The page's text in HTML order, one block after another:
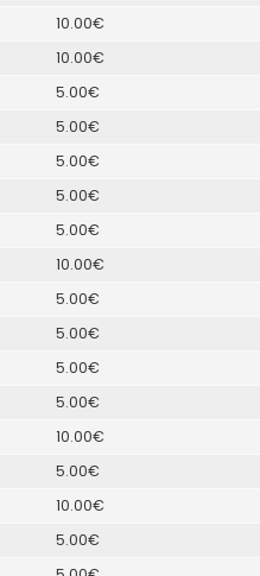
10.00€
10.00€
5.00€
5.00€
5.00€
5.00€
5.00€
10.00€
5.00€
5.00€
5.00€
5.00€
10.00€
5.00€
10.00€
5.00€